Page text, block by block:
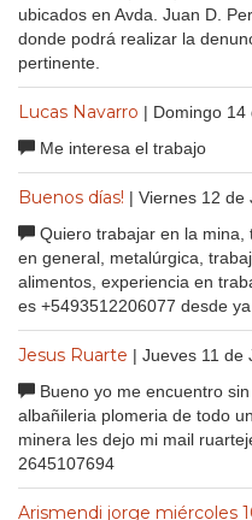
ubicados en Avda. Juan D.
donde podrá realizar la
pertinente.
Lucas Navarro | Domingo 14
Me interesa el trabajo
Buenos días! | Viernes 12 de
Quiero trabajar en la mina,
en general, metalúrgica,
alimentos, experiencia en
es +5493512206077 desde
Jesus Ruarte | Jueves 11 de
Bueno yo me encuentro
albañileria plomeria de todo
minera les dejo mi mail
2645107694
Arismendi jorge miércoles